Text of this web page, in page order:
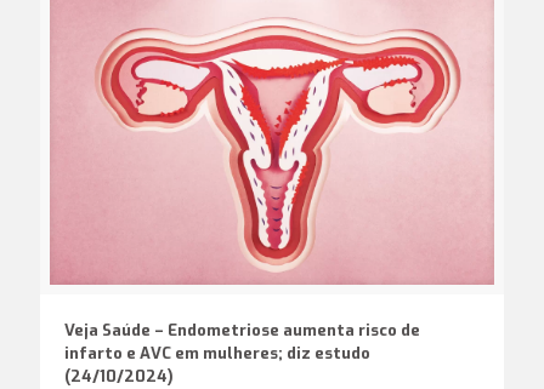
Veja Saúde – Endometriose aumenta risco de
infarto e AVC em mulheres; diz estudo
(24/10/2024)